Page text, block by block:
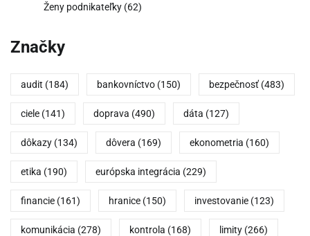
Ženy podnikateľky (62)
Značky
audit (184) bankovníctvo (150) bezpečnosť (483)
ciele (141) doprava (490) dáta (127)
dôkazy (134) dôvera (169) ekonometria (160)
etika (190) európska integrácia (229)
financie (161) hranice (150) investovanie (123)
komunikácia (278) kontrola (168) limity (266)